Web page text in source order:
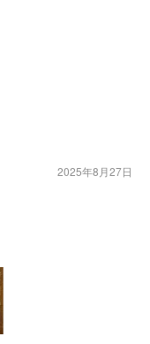
2025年8月27日